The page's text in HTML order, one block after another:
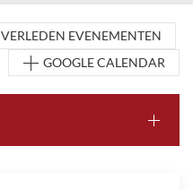
VERLEDEN EVENEMENTEN
GOOGLE CALENDAR